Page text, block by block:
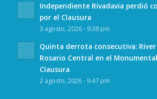
Independiente Rivadavia perdió
por el Clausura
3 agosto, 2026 - 9:38 pm
Quinta derrota consecutiva:
Rosario Central en el
Clausura
2 agosto, 2026 - 9:47 pm